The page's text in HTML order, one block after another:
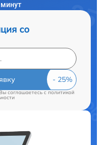
со
соглашаетесь cполитикой